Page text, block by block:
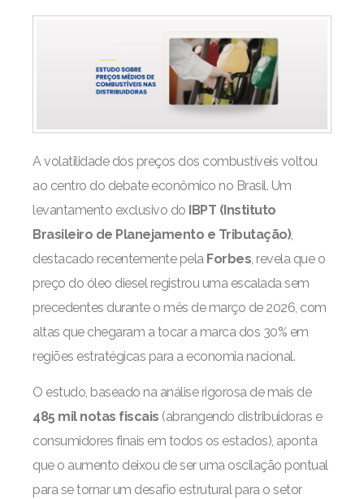
A volatilidade dos preços dos combustíveis voltou
ao centro do debate econômico no Brasil. Um
levantamento exclusivo do IBPT (Instituto
Brasileiro de Planejamento e Tributação),
destacado recentemente pela Forbes, revela que o
preço do óleo diesel registrou uma escalada sem
precedentes durante o mês de março de 2026, com
altas que chegaram a tocar a marca dos 30% em
regiões estratégicas para a economia nacional.
O estudo, baseado na análise rigorosa de mais de
485 mil notas fiscais (abrangendo distribuidoras e
consumidores finais em todos os estados), aponta
que o aumento deixou de ser uma oscilação pontual
para se tornar um desafio estrutural para o setor